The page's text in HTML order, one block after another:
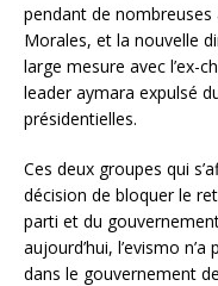
pendant de nombreuses
Morales, et la nouvelle
large mesure avec l’ex-
leader aymara expulsé
présidentielles.
Ces deux groupes qui
décision de bloquer le
parti et du
aujourd’hui, l’evismo
dans le gouvernement